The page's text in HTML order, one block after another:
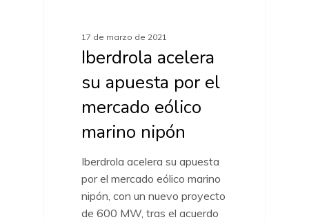
17 de marzo de 2021
Iberdrola acelera
su apuesta por el
mercado eólico
marino nipón
Iberdrola acelera su apuesta
por el mercado eólico marino
nipón, con un nuevo proyecto
de 600 MW, tras el acuerdo